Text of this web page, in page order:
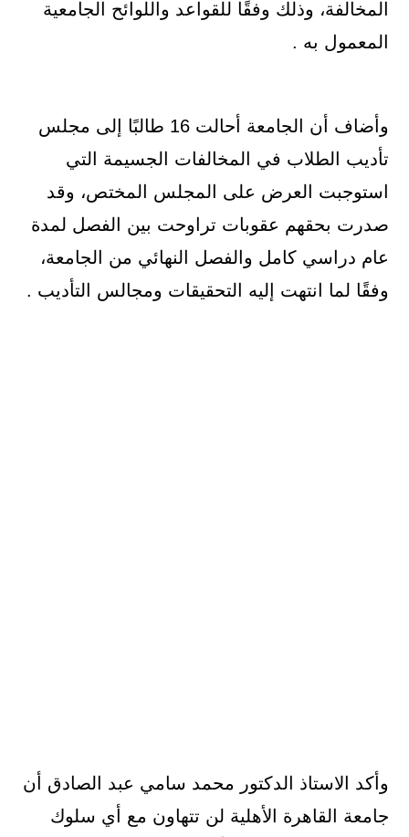
المخالفة، وذلك وفقًا للقواعد واللوائح الجامعية
المعمول به .
وأضاف أن الجامعة أحالت 16 طالبًا إلى مجلس
تأديب الطلاب في المخالفات الجسيمة التي
استوجبت العرض على المجلس المختص، وقد
صدرت بحقهم عقوبات تراوحت بين الفصل لمدة
عام دراسي كامل والفصل النهائي من الجامعة،
وفقًا لما انتهت إليه التحقيقات ومجالس التأديب .
وأكد الاستاذ الدكتور محمد سامي عبد الصادق أن
جامعة القاهرة الأهلية لن تتهاون مع أي سلوك